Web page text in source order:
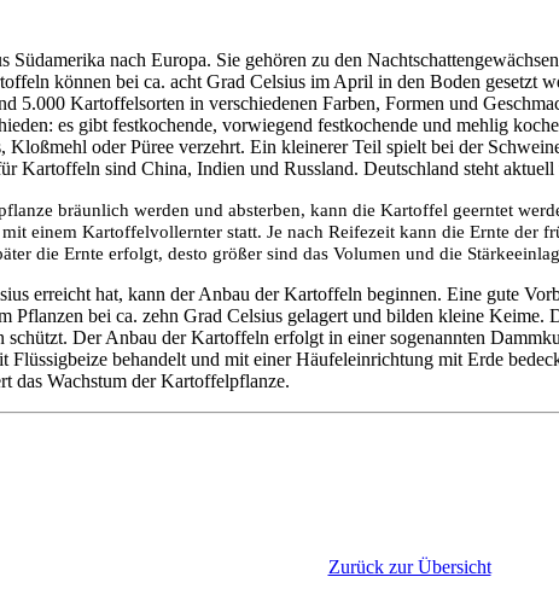
nach Europa. Sie gehören zu den
können bei ca. acht Grad Celsius im April in den Boden gesetzt
5.000 Kartoffelsorten in verschiedenen Farben, Formen und
es gibt festkochende, vorwiegend festkochende und mehlig
oder Püree verzehrt. Ein kleinerer Teil spielt bei der
Kartoffeln sind China, Indien und Russland. Deutschland steht
bräunlich werden und absterben, kann die Kartoffel geerntet
einem Kartoffelvollernter statt. Je nach Reifezeit kann die Ernte
die Ernte erfolgt, desto größer sind das Volumen und die
erreicht hat, kann der Anbau der Kartoffeln beginnen. Eine gute
bei ca. zehn Grad Celsius gelagert und bilden kleine Keime.
Der Anbau der Kartoffeln erfolgt in einer sogenannten
behandelt und mit einer Häufeleinrichtung mit Erde
das Wachstum der Kartoffelpflanze.
Zurück zur Übersicht